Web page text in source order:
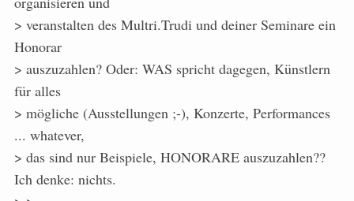
> veranstalten des Multri.Trudi und deiner Seminare ein
Honorar
> auszuzahlen? Oder: WAS spricht dagegen, Künstlern
für alles
> mögliche (Ausstellungen ;-), Konzerte, Performances
... whatever,
> das sind nur Beispiele, HONORARE auszuzahlen??
Ich denke: nichts.